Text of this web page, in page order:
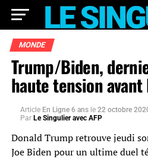
MONDE
Trump/Biden,
haute tension avant
Article En Ligne 6 ans le 22 octobre
Par Le Singulier avec AFP
Donald Trump retrouve jeudi
Joe Biden pour un ultime duel